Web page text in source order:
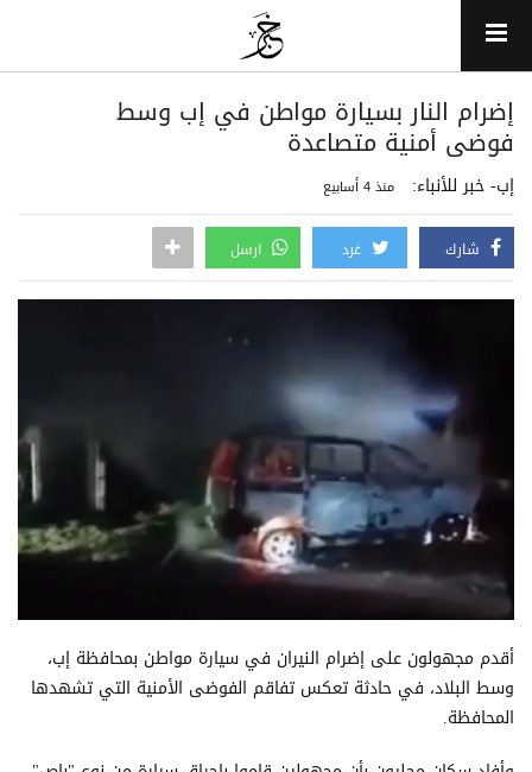
إضرام النار بسيارة مواطن في إب وسط
فوضى أمنية متصاعدة
إب- خبر للأنباء: منذ 4 أسابيع
شارك غرد ارسل
أقدم مجهولون على إضرام النيران في سيارة مواطن بمحافظة إب،
وسط البلاد، في حادثة تعكس تفاقم الفوضى الأمنية التي تشهدها
المحافظة.